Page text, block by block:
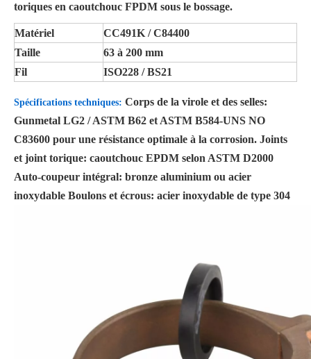
toriques en caoutchouc FPDM sous le bossage.
Matériel
CC491K / C84400
Taille
63 à 200 mm
Fil
ISO228 / BS21
Spécifications techniques: Corps de la virole et des selles:
Gunmetal LG2 / ASTM B62 et ASTM B584-UNS NO
C83600 pour une résistance optimale à la corrosion. Joints
et joint torique: caoutchouc EPDM selon ASTM D2000
Auto-coupeur intégral: bronze aluminium ou acier
inoxydable Boulons et écrous: acier inoxydable de type 304